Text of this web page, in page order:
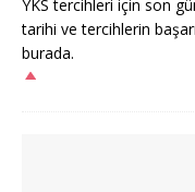
YKS tercihleri için son
tarihi ve tercihlerin
burada.